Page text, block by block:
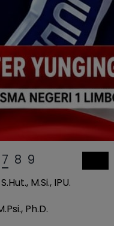
7 8 9
M.Si., IPU.
Ph.D.